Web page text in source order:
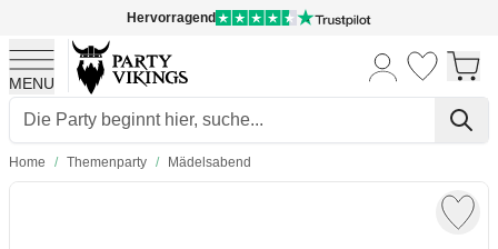
Hervorragend
MENU
Skip to Content
Home / Themenparty / Mädelsabend